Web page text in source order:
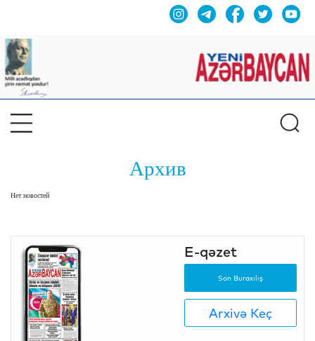
Архив
Нет новостей
E-qəzet
Son Buraxılış
Arxivə Keç